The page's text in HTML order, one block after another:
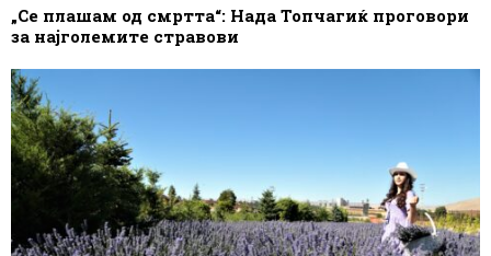
„Се плашам од смртта“: Нада Топчагиќ проговори
за најголемите стравови